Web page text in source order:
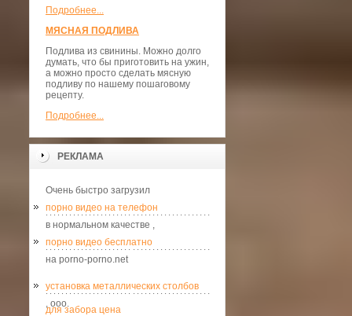
Подробнее...
МЯСНАЯ ПОДЛИВА
Подлива из свинины. Можно долго
думать, что бы приготовить на ужин,
а можно просто сделать мясную
подливу по нашему пошаговому
рецепту.
Подробнее...
РЕКЛАМА
Очень быстро загрузил
порно видео на телефон
в нормальном качестве ,
порно видео бесплатно
на porno-porno.net
установка металлических столбов
для забора цена
, ооо.